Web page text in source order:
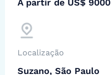
A partir de US$ 9000
Localização
Suzano, São Paulo